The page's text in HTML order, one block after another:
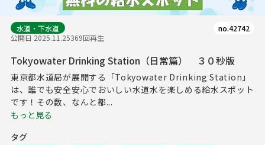
水道・下水道
公開日 2025.11.25369回再生
no.42742
Tokyowater Drinking Station（日常篇） ３０秒版
東京都水道局が展開する「Tokyowater Drinking Station」
は、誰でも安全安心でおいしい水道水を楽しめる給水スポット
です！その数、なんと都...
もっと見る
タグ